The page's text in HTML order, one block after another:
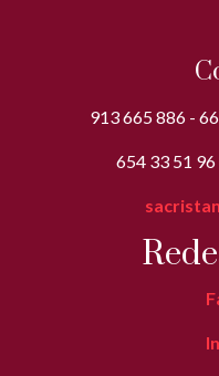
913 665 886 -
654 33 51